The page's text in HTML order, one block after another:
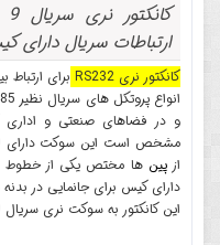
ارتباطات سریال دارای
کانکتور نری RS232
برای ارتباط
و در فضاهای صنعتی و اداری
ازپینها مختص یکی از خطوط
دارای کیس برای جانمایی در
این کانکتور به سوکت نری سریال DB9 شهرت دارد.